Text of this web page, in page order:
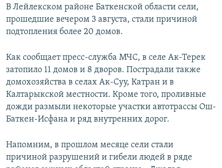
В Лейлекском районе Баткенской области сели,
прошедшие вечером 3 августа, стали причиной
подтопления более 20 домов.
Как сообщает пресс-служба МЧС, в селе Ак-Терек
затопило 11 домов и 8 дворов. Пострадали также
домохозяйства в селах Ак-Суу, Катран и в
Калтарыкской местности. Кроме того, проливные
дожди размыли некоторые участки автотрассы Ош-
Баткен-Исфана и ряд внутренних дорог.
Напомним, в прошлом месяце сели стали
причиной разрушений и гибели людей в ряде